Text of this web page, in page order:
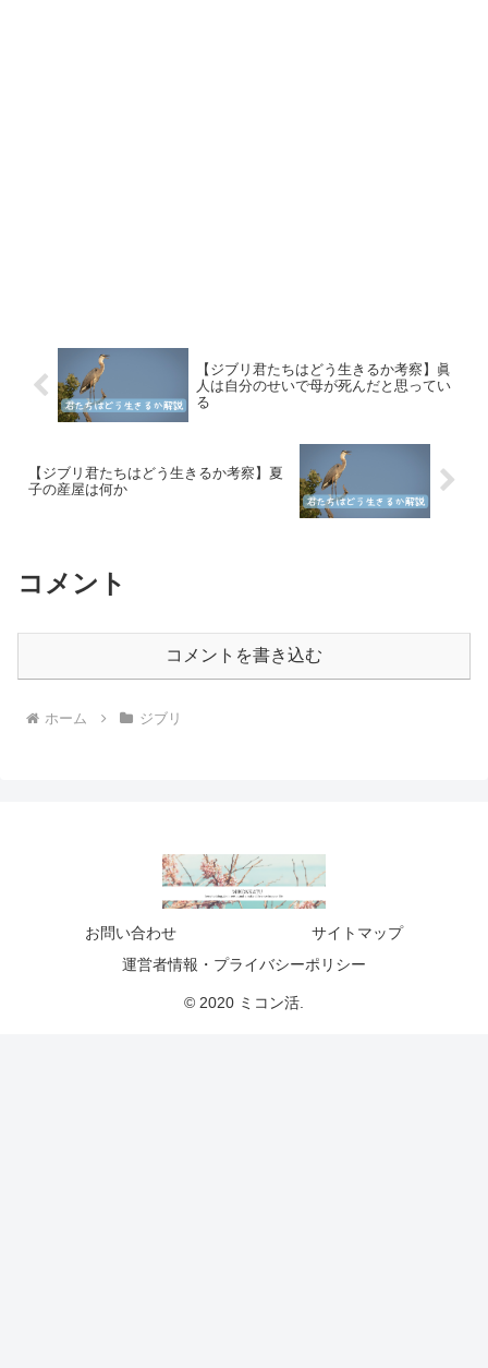
【ジブリ君たちはどう生きるか考察】眞
人は自分のせいで母が死んだと思ってい
る
【ジブリ君たちはどう生きるか考察】夏
子の産屋は何か
コメント
コメントを書き込む
ホーム ジブリ
お問い合わせ
サイトマップ
運営者情報・プライバシーポリシー
© 2020 ミコン活.